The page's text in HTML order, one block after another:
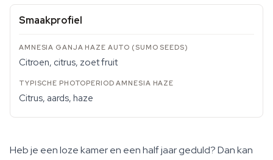
Smaakprofiel
Citroen, citrus, zoet fruit
Citrus, aards, haze
Heb je een loze kamer en een half jaar geduld? Dan kan